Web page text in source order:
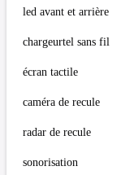
led avant et arrière
chargeurtel sans fil
écran tactile
caméra de recule
radar de recule
sonorisation